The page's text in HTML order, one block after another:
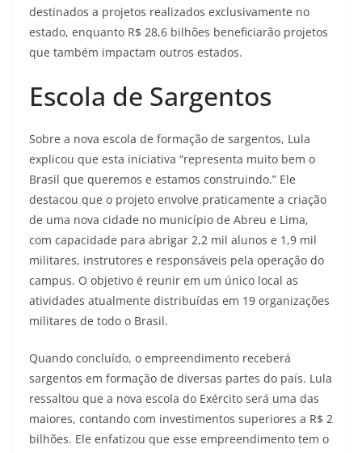
destinados a projetos realizados exclusivamente no
estado, enquanto R$ 28,6 bilhões beneficiarão projetos
que também impactam outros estados.
Escola de Sargentos
Sobre a nova escola de formação de sargentos, Lula
explicou que esta iniciativa “representa muito bem o
Brasil que queremos e estamos construindo.” Ele
destacou que o projeto envolve praticamente a criação
de uma nova cidade no município de Abreu e Lima,
com capacidade para abrigar 2,2 mil alunos e 1,9 mil
militares, instrutores e responsáveis pela operação do
campus. O objetivo é reunir em um único local as
atividades atualmente distribuídas em 19 organizações
militares de todo o Brasil.
Quando concluído, o empreendimento receberá
sargentos em formação de diversas partes do país. Lula
ressaltou que a nova escola do Exército será uma das
maiores, contando com investimentos superiores a R$ 2
bilhões. Ele enfatizou que esse empreendimento tem o